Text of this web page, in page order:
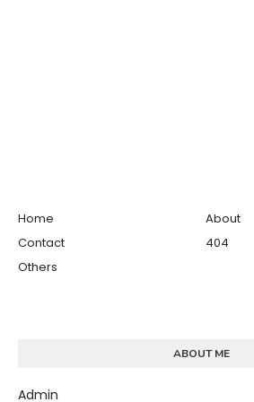
Home
About
Contact
404
Others
ABOUT ME
Admin